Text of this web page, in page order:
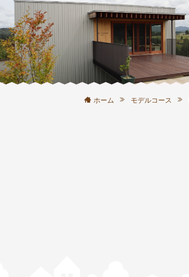
ホーム モデルコース